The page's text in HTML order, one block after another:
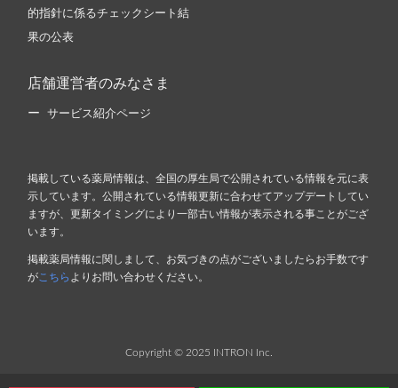
的指針に係るチェックシート結
果の公表
店舗運営者のみなさま
サービス紹介ページ
掲載している薬局情報は、全国の厚生局で公開されている情報を元に表
示しています。公開されている情報更新に合わせてアップデートしてい
ますが、更新タイミングにより一部古い情報が表示される事ことがござ
います。
掲載薬局情報に関しまして、お気づきの点がございましたらお手数です
がこちら よりお問い合わせください。
Copyright © 2025 INTRON Inc.